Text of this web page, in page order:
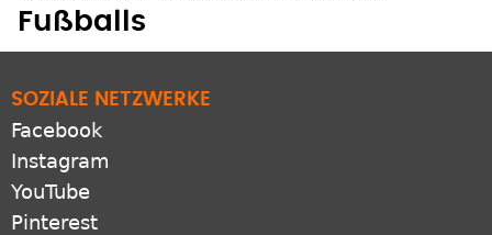
Fußballs
SOZIALE NETZWERKE
Facebook
Instagram
YouTube
Pinterest